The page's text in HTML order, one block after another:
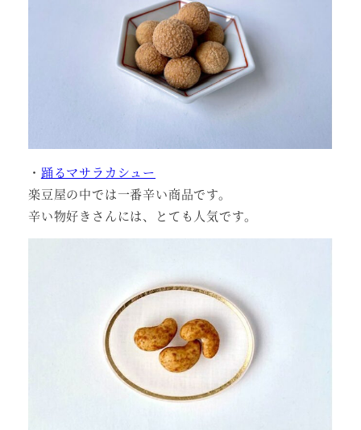
・ 踊るマサラカシュー
楽豆屋の中では一番辛い商品です。
辛い物好きさんには、とても人気です。